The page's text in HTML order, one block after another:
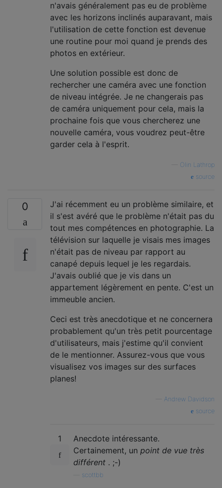
n'avais généralement pas eu de problème
avec les horizons inclinés auparavant, mais
l'utilisation de cette fonction est devenue
une routine pour moi quand je prends des
photos en extérieur.
Une solution possible est donc de
rechercher une caméra avec une fonction
de niveau intégrée. Je ne changerais pas
de caméra uniquement pour cela, mais la
prochaine fois que vous chercherez une
nouvelle caméra, vous voudrez peut-être
garder cela à l'esprit.
Olin Lathrop
source
0
J'ai récemment eu un problème similaire, et
il s'est avéré que le problème n'était pas du
tout mes compétences en photographie. La
télévision sur laquelle je visais mes images
n'était pas de niveau par rapport au
canapé depuis lequel je les regardais.
J'avais oublié que je vis dans un
appartement légèrement en pente. C'est un
immeuble ancien.
Ceci est très anecdotique et ne concernera
probablement qu'un très petit pourcentage
d'utilisateurs, mais j'estime qu'il convient
de le mentionner. Assurez-vous que vous
visualisez vos images sur des surfaces
planes!
Andrew Davidson
source
1
Anecdote intéressante.
Certainement, un point de vue très
différent . ;-)
scottbb